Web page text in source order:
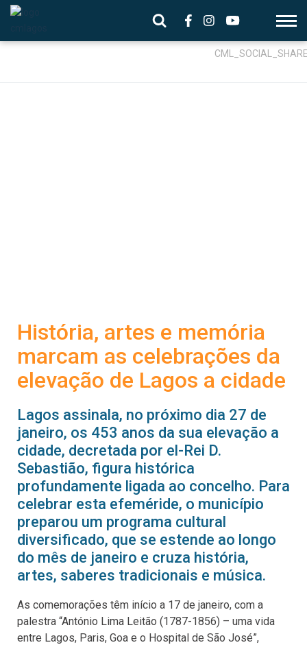
História, artes e memória
marcam as celebrações da
elevação de Lagos a cidade
Lagos assinala, no próximo dia 27 de
janeiro, os 453 anos da sua elevação a
cidade, decretada por el-Rei D.
Sebastião, figura histórica
profundamente ligada ao concelho. Para
celebrar esta efeméride, o município
preparou um programa cultural
diversificado, que se estende ao longo
do mês de janeiro e cruza história,
artes, saberes tradicionais e música.
As comemorações têm início a 17 de janeiro, com a
palestra “António Lima Leitão (1787-1856) – uma vida
entre Lagos, Paris, Goa e o Hospital de São José”,